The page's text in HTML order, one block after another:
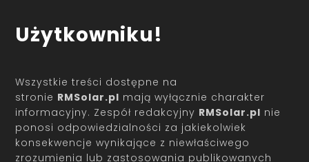
Użytkowniku!
Wszystkie treści dostępne na
stronie RMSolar.pl mają wyłącznie charakter
informacyjny. Zespół redakcyjny RMSolar.pl nie
ponosi odpowiedzialności za jakiekolwiek
konsekwencje wynikające z niewłaściwego
zrozumienia lub zastosowania publikowanych